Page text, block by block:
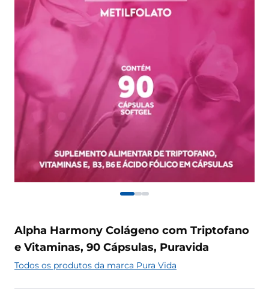
Alpha Harmony Colágeno com Triptofano
e Vitaminas, 90 Cápsulas, Puravida
Todos os produtos da marca Pura Vida